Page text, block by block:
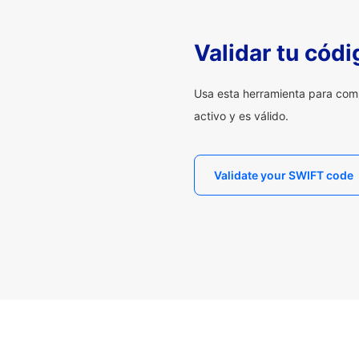
Validar tu
Usa esta herramienta para
activo y es válido.
Validate your SWIFT code